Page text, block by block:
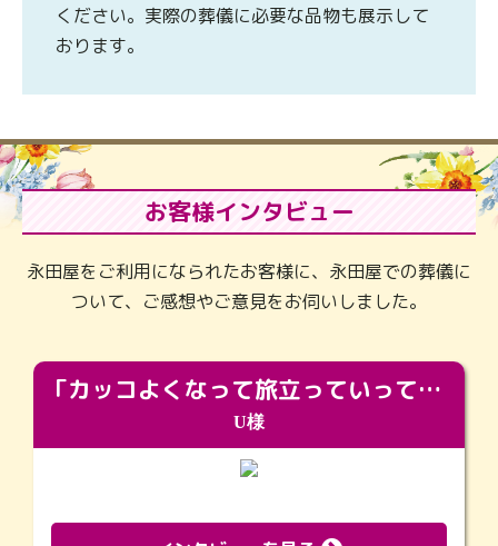
ください。実際の葬儀に必要な品物も展示して
おります。
お客様インタビュー
永田屋をご利用になられたお客様に、永田屋での葬儀に
ついて、ご感想やご意見をお伺いしました。
「カッコよくなって旅立っていってくれました（笑）もっとカッコいいって言ってあげればよかったな」
U様